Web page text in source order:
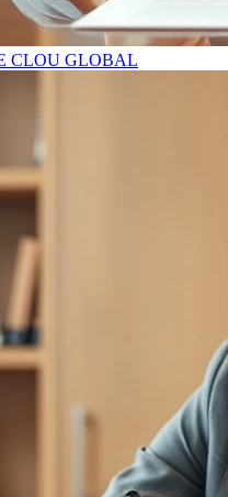
CLOU GLOBAL